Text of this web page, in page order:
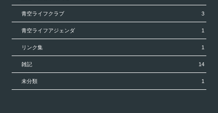
青空ライフクラブ 3
青空ライフアジェンダ 1
リンク集 1
雑記 14
未分類 1